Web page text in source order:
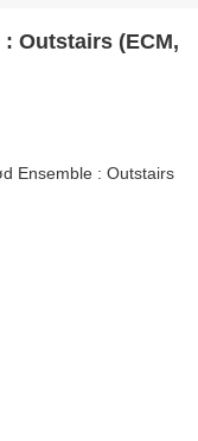
Outstairs (ECM,